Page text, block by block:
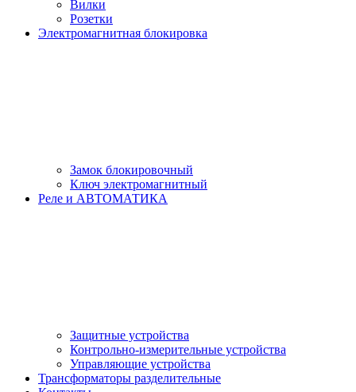
Вилки
Розетки
Электромагнитная блокировка
Замок блокировочный
Ключ электромагнитный
Реле и АВТОМАТИКА
Защитные устройства
Контрольно-измерительные устройства
Управляющие устройства
Трансформаторы разделительные